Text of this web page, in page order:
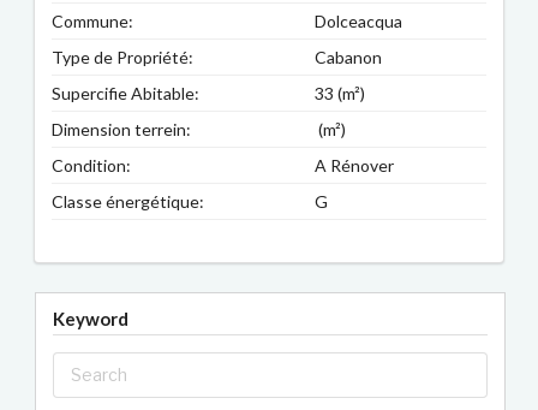
Commune:
Dolceacqua
Type de Propriété:
Cabanon
Supercifie Abitable:
33 (m²)
Dimension terrein:
(m²)
Condition:
A Rénover
Classe énergétique:
G
Keyword